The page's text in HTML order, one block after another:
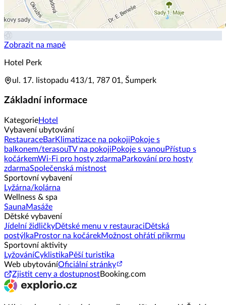
Zobrazit na mapě
Hotel Perk
ul. 17. listopadu 413/1, 787 01, Šumperk
Základní informace
KategorieHotel
Vybavení ubytování
RestauraceBarKlimatizace na pokoji Pokoje s
balkonem/terasouTV na pokoji Pokoje s vanou Přístup s
kočárkemWi-Fi pro hosty zdarma Parkování pro hosty
zdarmaSpolečenská místnost
Sportovní vybavení
Lyžárna/kolárna
Wellness & spa
SaunaMasáže
Dětské vybavení
Jídelní židličkyDětské menu v restauraci Dětská
postýlka Prostor na kočárekMožnost ohřátí příkrmu
Sportovní aktivity
LyžováníCyklistika Pěší turistika
Web ubytováníOficiální stránky
Zjistit ceny a dostupnostBooking.com